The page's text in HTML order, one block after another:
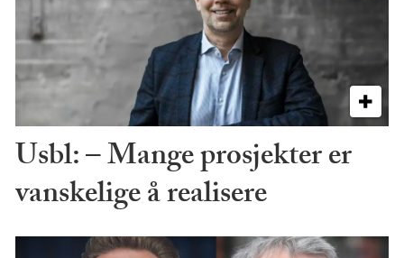
Usbl: – Mange prosjekter er
vanskelige å realisere